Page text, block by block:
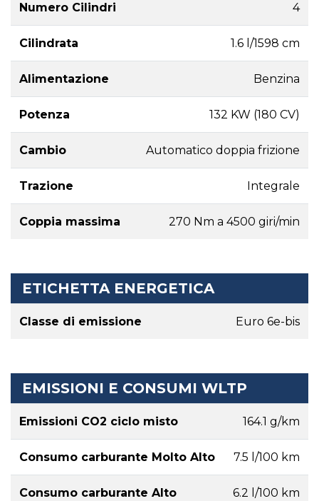
Numero Cilindri 4
Cilindrata 1.6 l/1598 cm
Alimentazione Benzina
Potenza 132 KW (180 CV)
Cambio Automatico doppia frizione
Trazione Integrale
Coppia massima 270 Nm a 4500 giri/min
ETICHETTA ENERGETICA
Classe di emissione Euro 6e-bis
EMISSIONI E CONSUMI WLTP
Emissioni CO2 ciclo misto 164.1 g/km
Consumo carburante Molto Alto 7.5 l/100 km
Consumo carburante Alto 6.2 l/100 km